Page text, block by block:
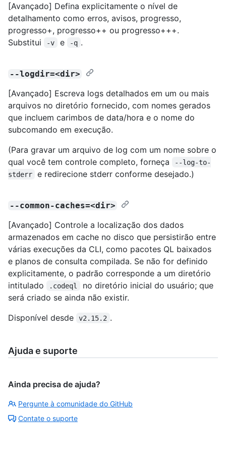
[Avançado] Defina explicitamente o nível de
detalhamento como erros, avisos, progresso,
progresso+, progresso++ ou progresso+++.
Substitui
-v e -q .
--logdir=<dir>
[Avançado] Escreva logs detalhados em um ou mais
arquivos no diretório fornecido, com nomes gerados
que incluem carimbos de data/hora e o nome do
subcomando em execução.
(Para gravar um arquivo de log com um nome sobre o
qual você tem controle completo, forneça
--log-to-
stderr
e redirecione stderr conforme desejado.)
--common-caches=<dir>
[Avançado] Controle a localização dos dados
armazenados em cache no disco que persistirão entre
várias execuções da CLI, como pacotes QL baixados
e planos de consulta compilada. Se não for definido
explicitamente, o padrão corresponde a um diretório
intitulado
.codeql
no diretório inicial do usuário; que
será criado se ainda não existir.
Disponível desde
v2.15.2 .
Ajuda e suporte
Ainda precisa de ajuda?
Pergunte à comunidade do GitHub
Contate o suporte